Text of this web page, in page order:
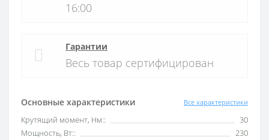
Основные характеристики Все характеристики
Крутящий момент, Нм::
30
Мощность, Вт::
230
16:00
Гарантии
Весь товар сертифицирован